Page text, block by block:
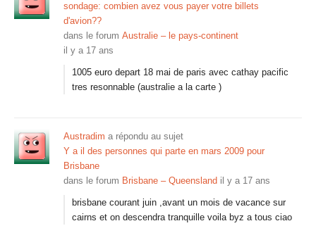
sondage: combien avez vous payer votre billets
d'avion??
dans le forum Australie – le pays-continent
il y a 17 ans
1005 euro depart 18 mai de paris avec cathay pacific
tres resonnable (australie a la carte )
Austradim a répondu au sujet
Y a il des personnes qui parte en mars 2009 pour
Brisbane
dans le forum Brisbane – Queensland il y a 17 ans
brisbane courant juin ,avant un mois de vacance sur
cairns et on descendra tranquille voila byz a tous ciao